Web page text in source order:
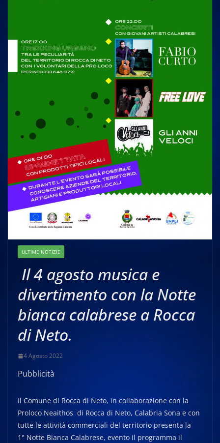
ULTIME NOTIZIE
Il 4 agosto musica e
divertimento con la Notte
bianca calabrese a Rocca
di Neto.
4 Agosto 2022
Pubblicità
Il Comune di Rocca di Neto, in collaborazione con la
Proloco Neaithos di Rocca di Neto, Calabria Sona e con
tutte le attività commerciali del territorio presenta la
1° Notte Bianca Calabrese, evento il programma il